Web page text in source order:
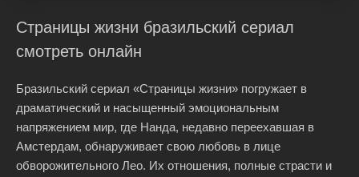
Страницы жизни бразильский сериал
смотреть онлайн
Бразильский сериал «Страницы жизни» погружает в
драматический и насыщенный эмоциональным
напряжением мир, где Нанда, недавно переехавшая в
Амстердам, обнаруживает свою любовь в лице
обворожительного Лео. Их отношения, полные страсти и